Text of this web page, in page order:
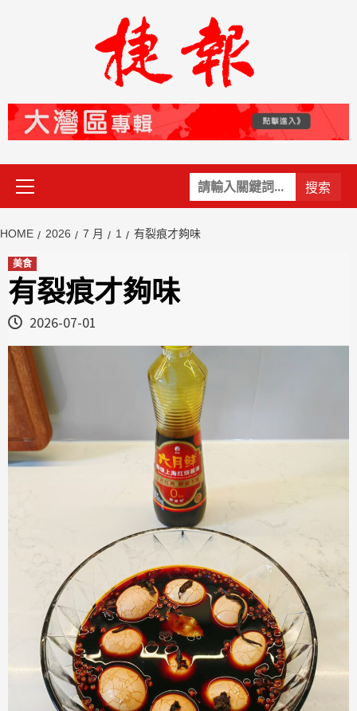
關
鍵
Primary
Menu
HOME 2026 7 月 1 有裂痕才夠味
美食
有裂痕才夠味
2026-07-01